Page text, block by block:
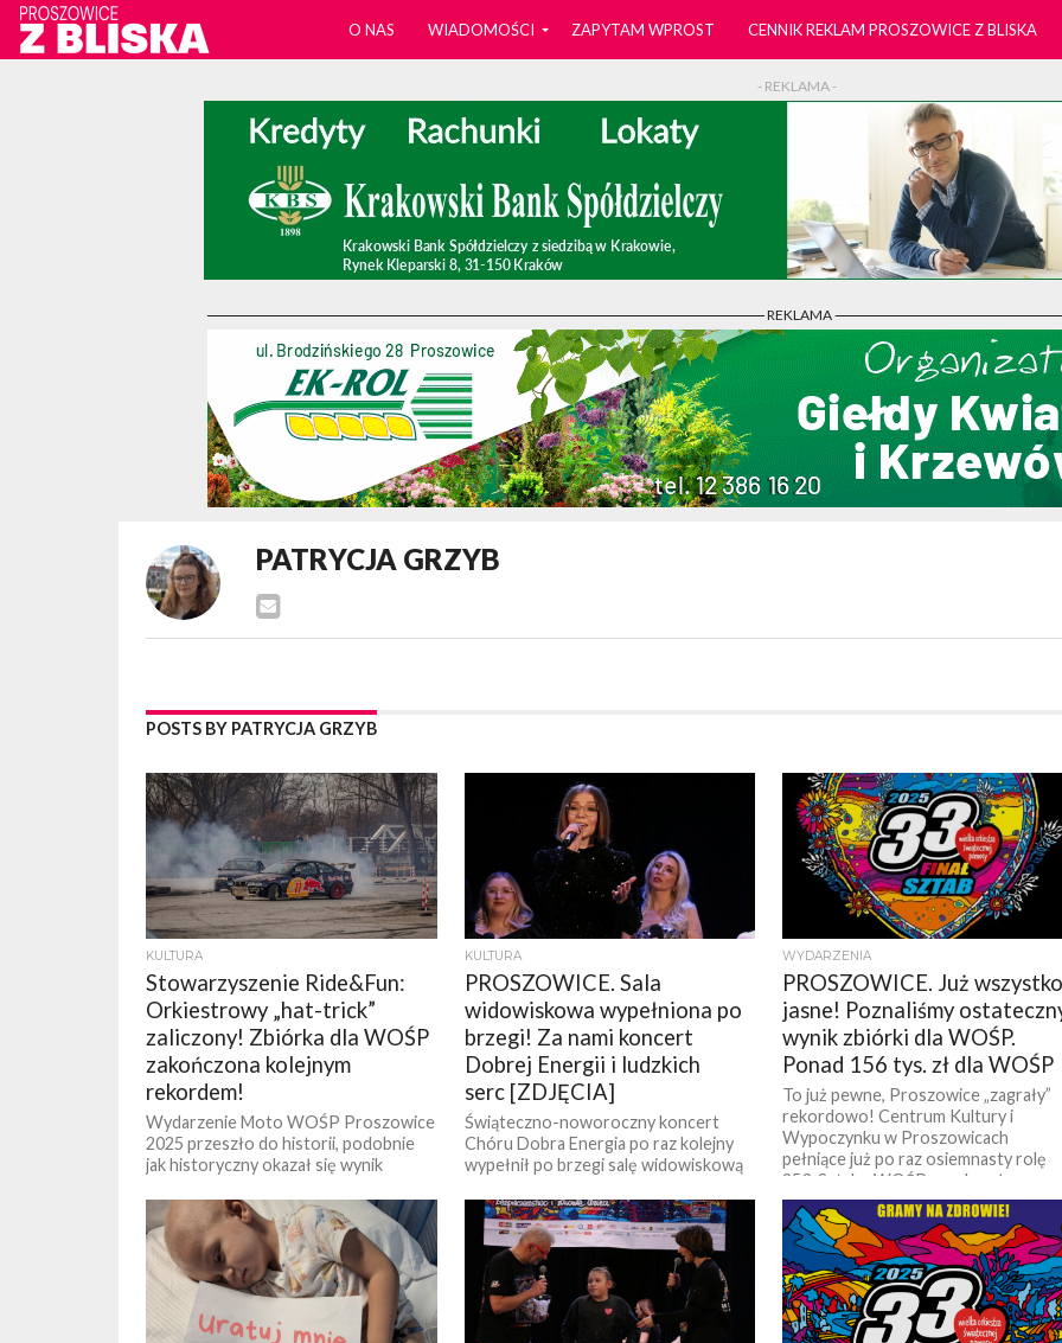
O NAS WIADOMOŚCI ZAPYTAM WPROST CENNIK REKLAM PROSZOWICE Z BLISKA
- REKLAMA -
- REKLAMA -
PATRYCJA GRZYB
POSTS BY PATRYCJA GRZYB
KULTURA
Stowarzyszenie Ride&Fun:
Orkiestrowy „hat-trick”
zaliczony! Zbiórka dla WOŚP
zakończona kolejnym
rekordem!
Wydarzenie Moto WOŚP Proszowice
2025 przeszło do historii, podobnie
jak historyczny okazał się wynik
wróciło na swoje tory,...
KULTURA
PROSZOWICE. Sala
widowiskowa wypełniona po
brzegi! Za nami koncert
Dobrej Energii i ludzkich
serc [ZDJĘCIA]
Świąteczno-noworoczny koncert
Chóru Dobra Energia po raz kolejny
wypełnił po brzegi salę widowiskową
Proszowicach. Setki osób przyszły,...
WYDARZENIA
PROSZOWICE. Już wszystko
jasne! Poznaliśmy
wynik zbiórki dla WOŚP.
Ponad 156 tys. zł dla WOŚP
To już pewne, Proszowice „zagrały”
rekordowo! Centrum Kultury i
Wypoczynku w Proszowicach
pełniące już po raz osiemnasty rolę
253. Sztabu WOŚP przekazało...